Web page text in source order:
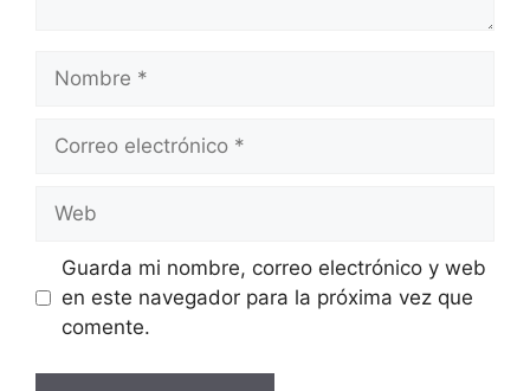
Nombre
Correo
Web
Guarda mi nombre, correo electrónico y web
en este navegador para la próxima vez que
comente.